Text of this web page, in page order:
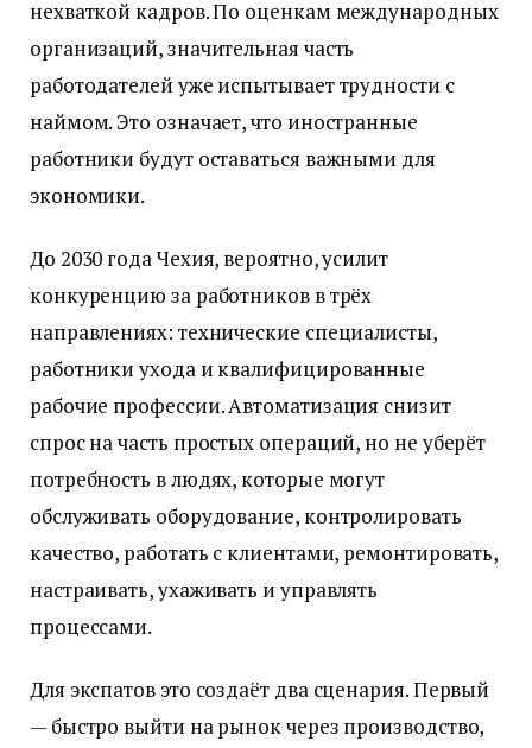
нехваткой кадров. По оценкам международных
организаций, значительная часть
работодателей уже испытывает трудности с
наймом. Это означает, что иностранные
работники будут оставаться важными для
экономики.
До 2030 года Чехия, вероятно, усилит
конкуренцию за работников в трёх
направлениях: технические специалисты,
работники ухода и квалифицированные
рабочие профессии. Автоматизация снизит
спрос на часть простых операций, но не уберёт
потребность в людях, которые могут
обслуживать оборудование, контролировать
качество, работать с клиентами, ремонтировать,
настраивать, ухаживать и управлять
процессами.
Для экспатов это создаёт два сценария. Первый
— быстро выйти на рынок через производство,